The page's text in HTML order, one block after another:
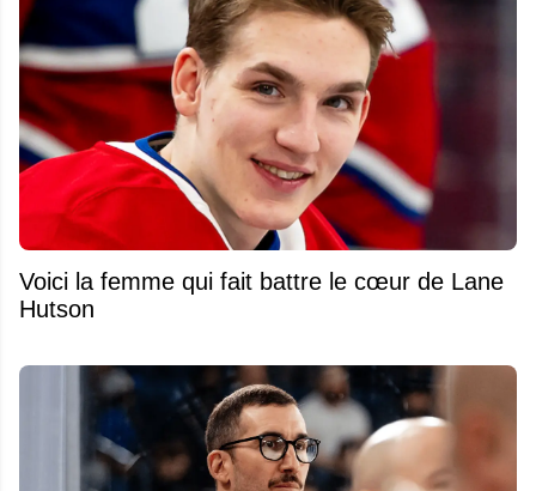
Voici la femme qui fait battre le cœur de Lane
Hutson